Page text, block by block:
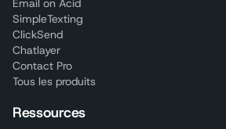
Email on Acid
SimpleTexting
ClickSend
Chatlayer
Contact Pro
Tous les produits
Ressources